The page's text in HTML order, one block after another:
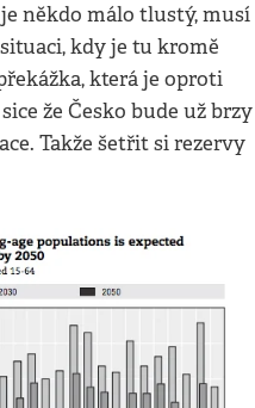
někdo málo tlustý, musí
kdy je tu kromě
která je oproti
že Česko bude už brzy
Takže šetřit si rezervy